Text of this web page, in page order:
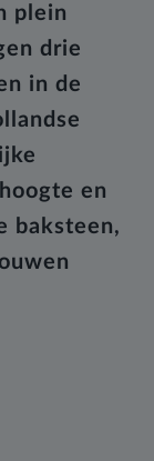
plein
drie
in de
en
baksteen,